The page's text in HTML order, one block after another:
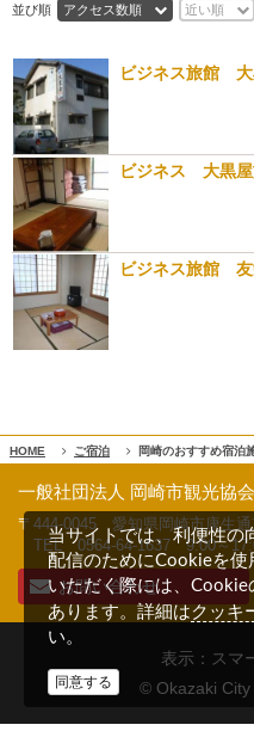
並び順 アクセス数順 近い順
ビジネス旅館 大
ビジネス 大黒屋
ビジネス旅館
HOME ご宿泊 岡崎のおすすめ宿泊
一般社団法人 岡崎市観光協会
〒444-0045 愛知県岡崎市康生通
TEL 0564-64-16379:00～
お問い合わせ
表示：スマ
© Okazaki City
当サイトでは、利便性の
配信のためにCookieを
いただく際には、
あります。詳細はクッキ
い。
同意する